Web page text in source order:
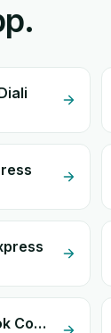
Whatsapp API + Facebook Commerce